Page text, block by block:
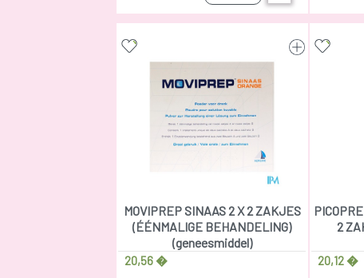
MOVIPREP SINAAS 2 X 2 ZAKJES
(ÉÉNMALIGE BEHANDELING)
(geneesmiddel)
20,56 �
2
20,12 �